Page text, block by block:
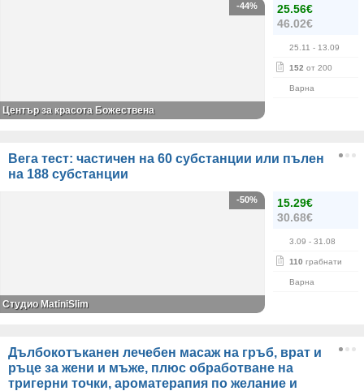
25.56€
46.02€
25.11 - 13.09
152 от 200
Варна
-44%
Център за красота Божествена
Вега тест: частичен на 60 субстанции или пълен
на 188 субстанции
15.29€
30.68€
3.09 - 31.08
110 грабнати
Варна
-50%
Студио MatiniSlim
Дълбокотъканен лечебен масаж на гръб, врат и
ръце за жени и мъже, плюс обработване на
тригерни точки, ароматерапия по желание и